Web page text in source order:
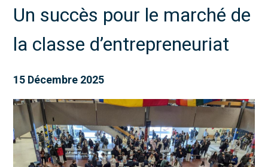
Un succès pour le marché de
la classe d’entrepreneuriat
15 Décembre 2025